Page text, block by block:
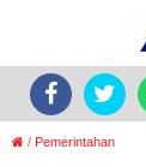
/ Pemerintahan